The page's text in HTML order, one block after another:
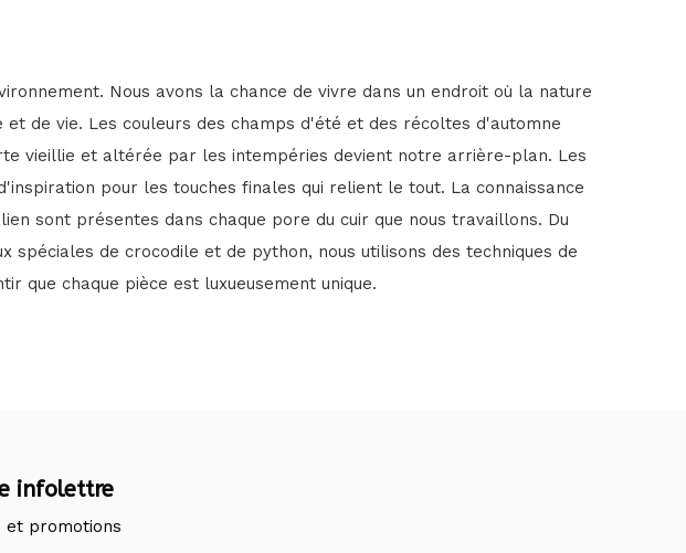
Nous avons la chance de vivre dans un endroit où la nature
de vie. Les couleurs des champs d'été et des récoltes d'automne
vieillie et altérée par les intempéries devient notre arrière-plan. Les
pour les touches finales qui relient le tout. La connaissance
sont présentes dans chaque pore du cuir que nous travaillons. Du
spéciales de crocodile et de python, nous utilisons des techniques de
que chaque pièce est luxueusement unique.
infolettre
et promotions